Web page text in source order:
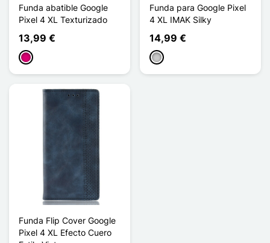
Funda abatible Google
Pixel 4 XL Texturizado
13,99 €
Magenta
Funda para Google Pixel
4 XL IMAK Silky
14,99 €
Transparente
Funda Flip Cover Google
Pixel 4 XL Efecto Cuero